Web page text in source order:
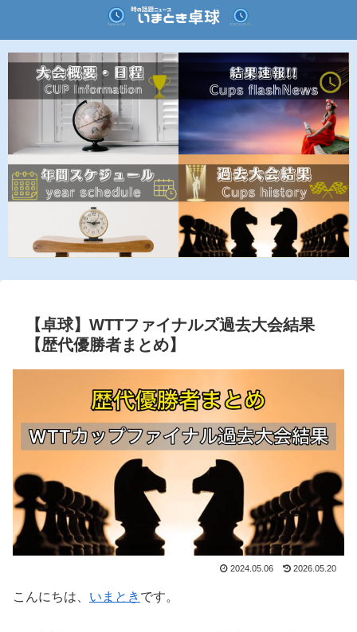
【卓球】WTTファイナルズ過去大会結果
【歴代優勝者まとめ】
2024.05.06 2026.05.20
こんにちは、 いまとき です。